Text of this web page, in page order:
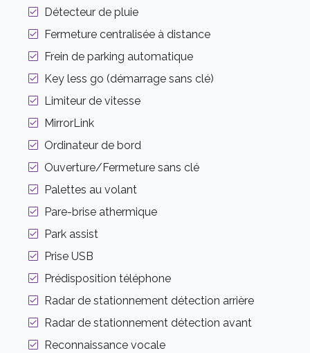
Détecteur de pluie
Fermeture centralisée à distance
Frein de parking automatique
Key less go (démarrage sans clé)
Limiteur de vitesse
MirrorLink
Ordinateur de bord
Ouverture/Fermeture sans clé
Palettes au volant
Pare-brise athermique
Park assist
Prise USB
Prédisposition téléphone
Radar de stationnement détection arrière
Radar de stationnement détection avant
Reconnaissance vocale